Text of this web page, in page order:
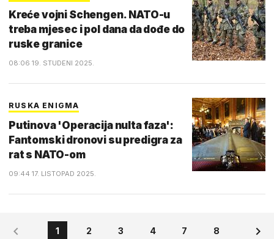
Kreće vojni Schengen. NATO-u
treba mjesec i pol dana da dođe do
ruske granice
08:06 19. STUDENI 2025.
RUSKA ENIGMA
Putinova 'Operacija nulta faza':
Fantomski dronovi su predigra za
rat s NATO-om
09:44 17. LISTOPAD 2025.
1 2 3 4 7 8